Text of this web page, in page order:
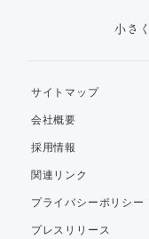
小さ
サイトマップ
会社概要
採用情報
関連リンク
プライバシーポリシー
プレスリリース